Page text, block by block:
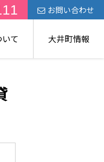
お問い合わせ
て 大井町情報